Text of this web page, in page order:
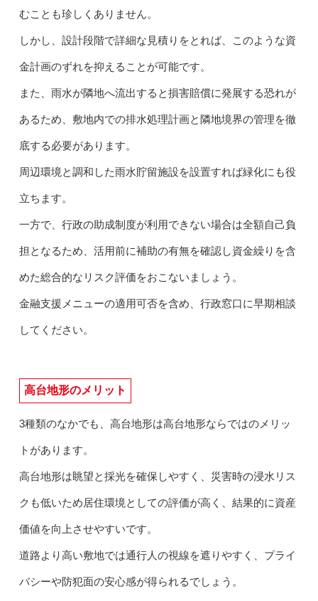
むことも珍しくありません。
しかし、設計段階で詳細な見積りをとれば、このような資
金計画のずれを抑えることが可能です。
また、雨水が隣地へ流出すると損害賠償に発展する恐れが
あるため、敷地内での排水処理計画と隣地境界の管理を徹
底する必要があります。
周辺環境と調和した雨水貯留施設を設置すれば緑化にも役
立ちます。
一方で、行政の助成制度が利用できない場合は全額自己負
担となるため、活用前に補助の有無を確認し資金繰りを含
めた総合的なリスク評価をおこないましょう。
金融支援メニューの適用可否を含め、行政窓口に早期相談
してください。
高台地形のメリット
3種類のなかでも、高台地形は高台地形ならではのメリッ
トがあります。
高台地形は眺望と採光を確保しやすく、災害時の浸水リス
クも低いため居住環境としての評価が高く、結果的に資産
価値を向上させやすいです。
道路より高い敷地では通行人の視線を遮りやすく、プライ
バシーや防犯面の安心感が得られるでしょう。